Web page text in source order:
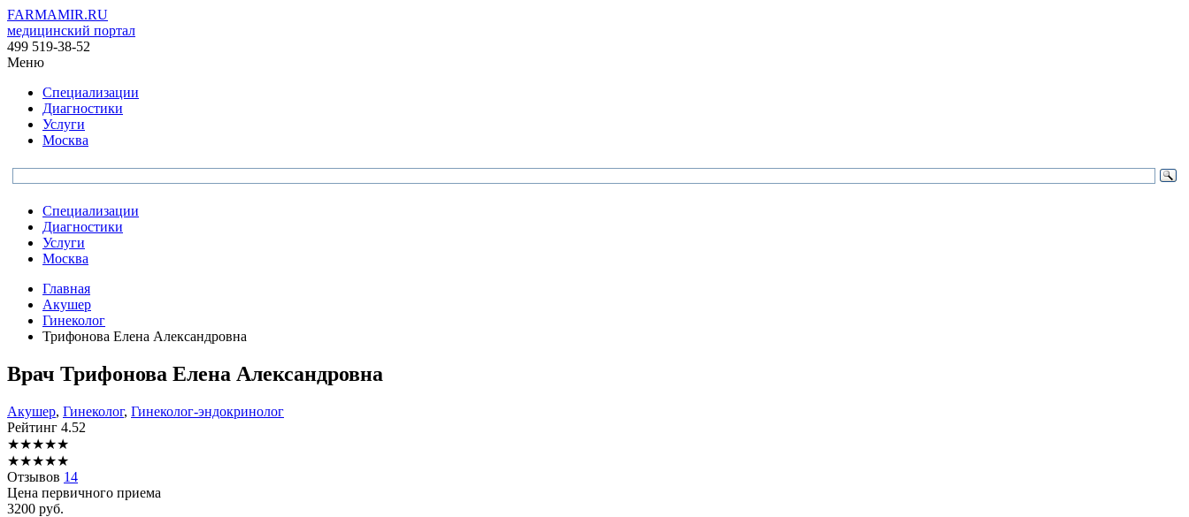
FARMAMIR.RU
медицинский портал
499 519-38-52
Меню
Специализации
Диагностики
Услуги
Москва
Специализации
Диагностики
Услуги
Москва
Главная
Акушер
Гинеколог
Трифонова Елена Александровна
Врач Трифонова Елена Александровна
Акушер, Гинеколог, Гинеколог-эндокринолог
Рейтинг 4.52
★★★★★
★★★★★
Отзывов 14
Цена первичного приема
3200 руб.